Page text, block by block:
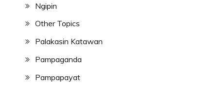
Ngipin
Other Topics
Palakasin Katawan
Pampaganda
Pampapayat